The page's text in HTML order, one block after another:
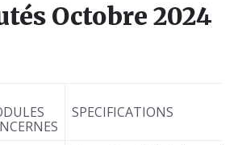
Octobre 2024
SPECIFICATIONS